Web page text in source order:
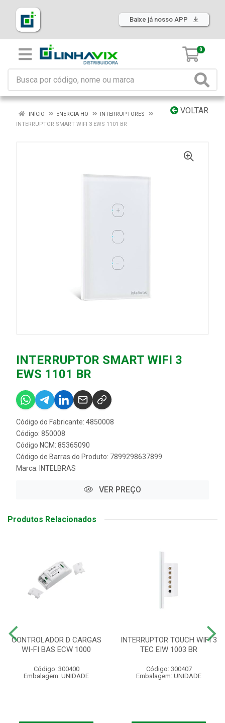
Baixe já nosso APP
0
VOLTAR
INÍCIO ENERGIA HO
INTERRUPTORES
INTERRUPTOR SMART WIFI 3 EWS 1101 BR
INTERRUPTOR SMART WIFI 3
EWS 1101 BR
Código do Fabricante: 4850008
Código: 850008
Código NCM: 85365090
Código de Barras do Produto: 7899298637899
Marca: INTELBRAS
VER PREÇO
Produtos Relacionados
CONTROLADOR D CARGAS
WI-FI BAS ECW 1000
Código: 300400
Embalagem: UNIDADE
INTERRUPTOR TOUCH WIFI 3
TEC EIW 1003 BR
Código: 300407
Embalagem: UNIDADE